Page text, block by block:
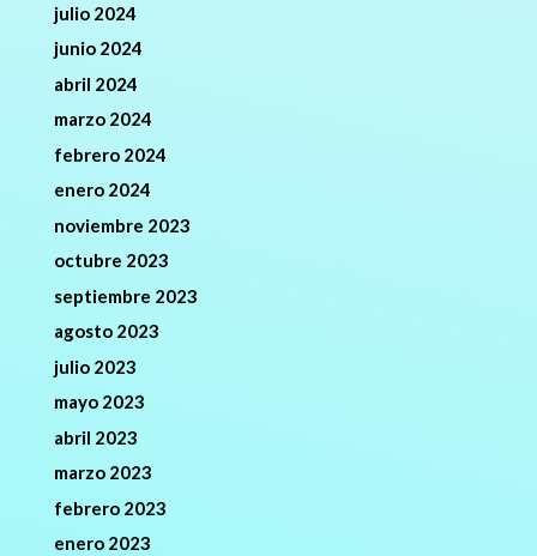
julio 2024
junio 2024
abril 2024
marzo 2024
febrero 2024
enero 2024
noviembre 2023
octubre 2023
septiembre 2023
agosto 2023
julio 2023
mayo 2023
abril 2023
marzo 2023
febrero 2023
enero 2023